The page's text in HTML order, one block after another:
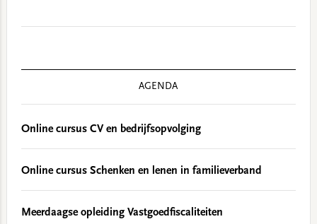
AGENDA
Online cursus CV en bedrijfsopvolging
Online cursus Schenken en lenen in familieverband
Meerdaagse opleiding Vastgoedfiscaliteiten